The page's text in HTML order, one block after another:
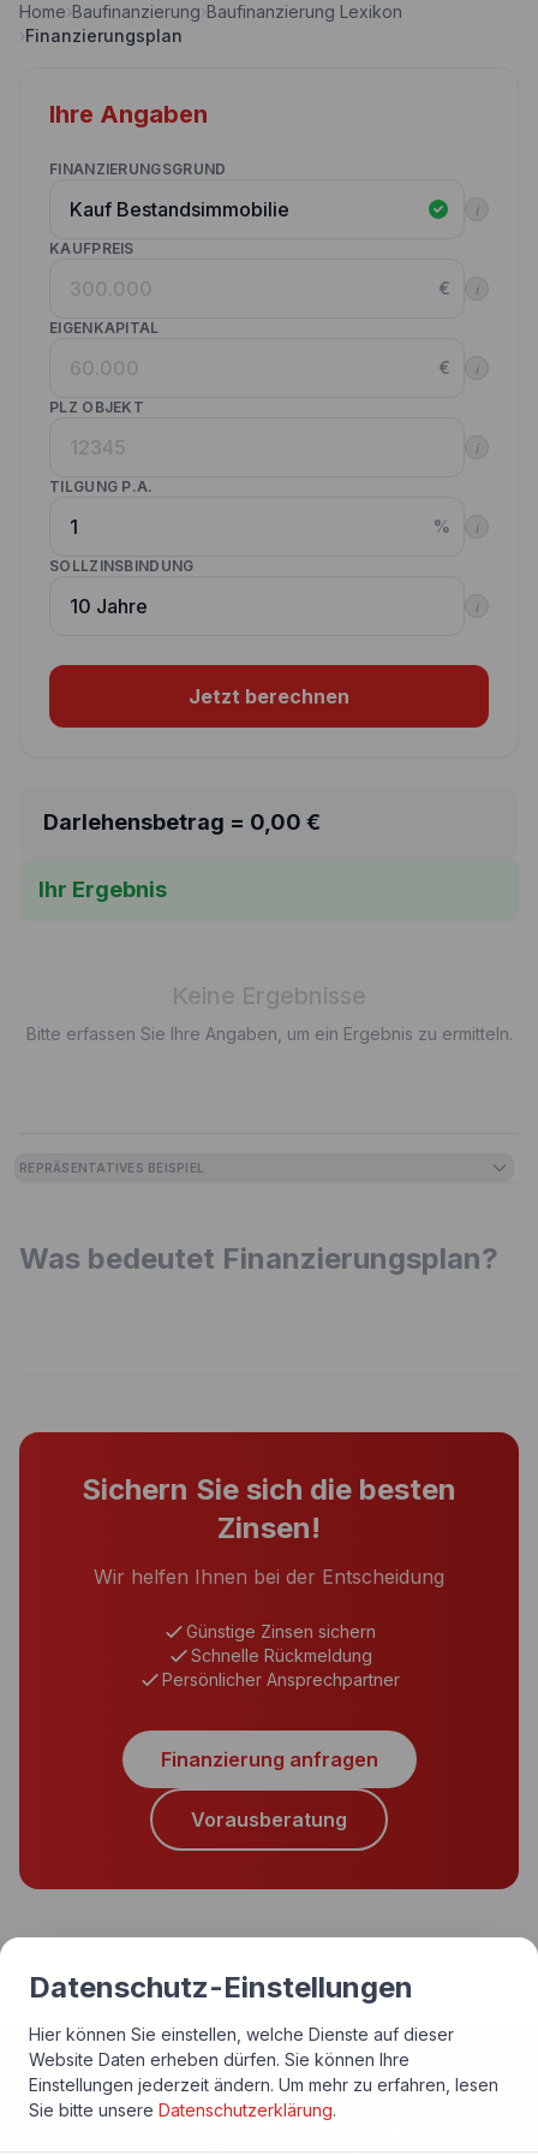
Nebenkostenrechner
Annuitätenrechner
Wettbewerbe
Kunden werben Kunden
Kontakt
Home›Baufinanzierung›Baufinanzierung Lexikon
›Finanzierungsplan
Ihre Angaben
FINANZIERUNGSGRUND
i
KAUFPREIS
€ i
EIGENKAPITAL
€ i
PLZ OBJEKT
i
TILGUNG P.A.
% i
SOLLZINSBINDUNG
i
Jetzt berechnen
Darlehensbetrag = 0,00 €
Ihr Ergebnis
Keine Ergebnisse
Bitte erfassen Sie Ihre Angaben, um ein Ergebnis zu ermitteln.
REPRÄSENTATIVES BEISPIEL
Was bedeutet Finanzierungsplan?
Sichern Sie sich die besten
Zinsen!
Wir helfen Ihnen bei der Entscheidung
Günstige Zinsen sichern
Schnelle Rückmeldung
Persönlicher Ansprechpartner
Finanzierung anfragen
Vorausberatung
Und was kommt als
Datenschutz-Einstellungen
Hier können Sie einstellen, welche Dienste auf dieser
Website Daten erheben dürfen. Sie können Ihre
Einstellungen jederzeit ändern. Um mehr zu erfahren, lesen
Sie bitte unsere Datenschutzerklärung.